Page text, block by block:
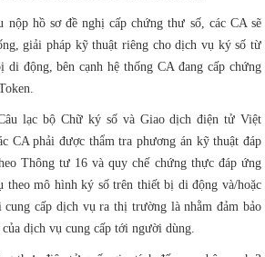
nộp hồ sơ đề nghị cấp chứng thư số, các CA sẽ
giải pháp kỹ thuật riêng cho dịch vụ ký số từ
động, bên cạnh hệ thống CA đang cấp chứng
lạc bộ Chữ ký số và Giao dịch điện tử Việt
CA phải được thẩm tra phương án kỹ thuật đáp
Thông tư 16 và quy chế chứng thực đáp ứng
theo mô hình ký số trên thiết bị di động và/hoặc
cấp dịch vụ ra thị trường là nhằm đảm bảo
dịch vụ cung cấp tới người dùng.